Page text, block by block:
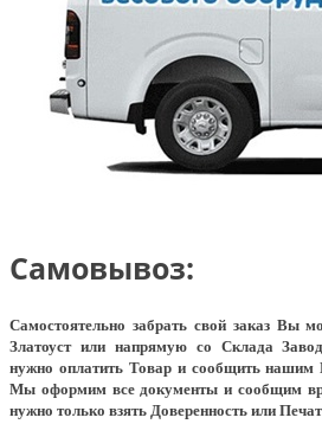
Самовывоз:
Самостоятельно забрать свой заказ Вы
Златоуст или напрямую со Склада
нужно оплатить Товар и сообщить
Мы оформим все документы и сообщим
нужно только взять Доверенность или